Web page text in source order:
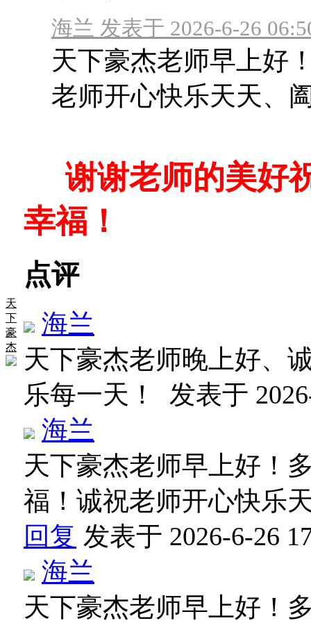
天
下
豪
杰
海兰 发表于 2026-6-26
天下豪杰老师早上好
老师开心快乐天天、
谢谢老师的美好
幸福！
点评
海兰
天下豪杰老师晚上好、
乐每一天！ 发表于
海兰
天下豪杰老师早上好！
福！诚祝老师开心快乐
回复 发表于 2026-6-26
海兰
天下豪杰老师早上好！